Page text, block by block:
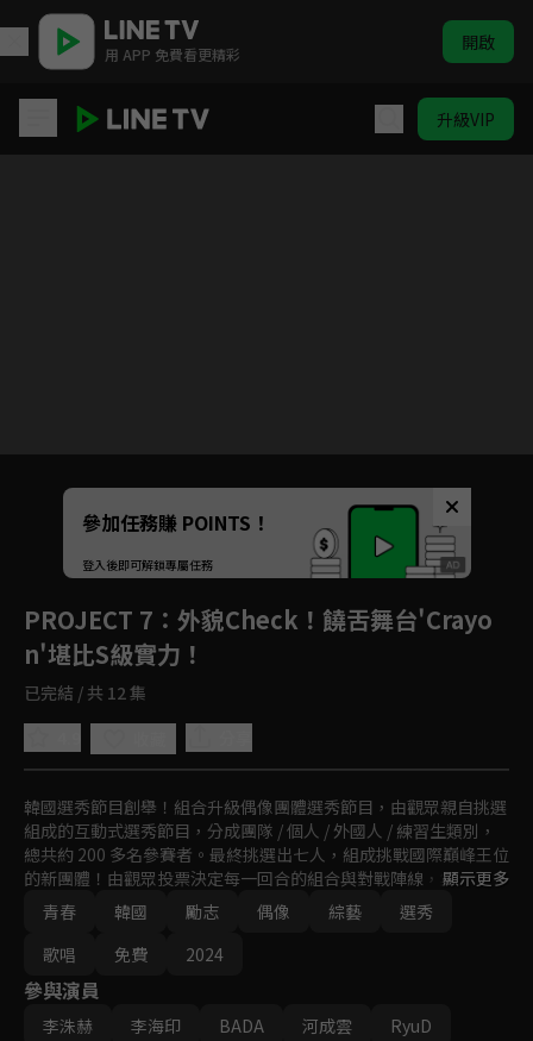
用 APP 免費看更精彩 開啟
升級VIP
Unmute
參加任務賺 POINTS！
登入後即可解鎖專屬任務
PROJECT 7 ：外貌Check！饒舌舞台'Crayo
n'堪比S級實力！
已完結 / 共 12 集
韓國選秀節目創舉！組合升級偶像團體選秀節目，由觀眾親自挑選
組成的互動式選秀節目，分成團隊 / 個人 / 外國人 / 練習生類別，
總共約 200 多名參賽者。最終挑選出七人，組成挑戰國際巔峰王位
的新團體！由觀眾投票決定每一回合的組合與對戰陣線，集體住
宿、採訪、貼身拍攝，能如實呈現參賽者進步的過程及日常點滴。
ⓒ SLL Joongang Co.,Ltd & Studio Slam all rights reserved.
顯示更多
青春
韓國 勵志 偶像 綜藝
選秀
歌唱
免費 2024
參與演員
李洙赫 李海印 BADA 河成雲
RyuD